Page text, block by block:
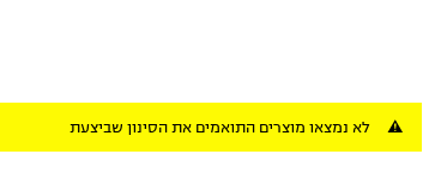
לא נמצאו מוצרים התואמים את הסינון שביצעת